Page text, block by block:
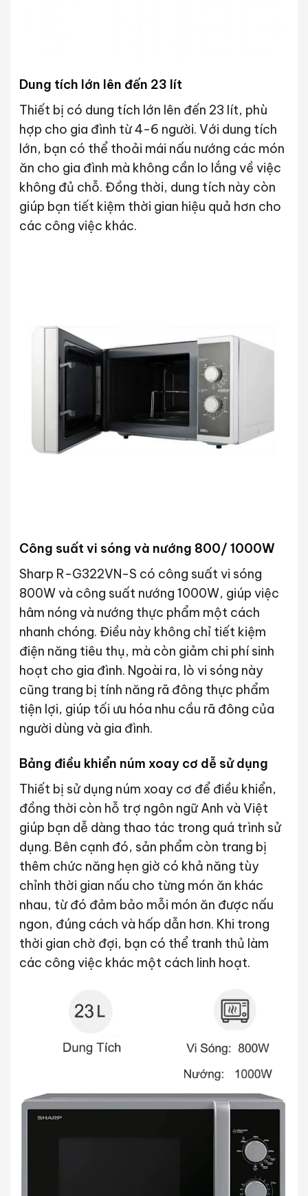
Dung tích lớn lên đến 23 lít
Thiết bị có dung tích lớn lên đến 23 lít, phù
hợp cho gia đình từ 4-6 người. Với dung tích
lớn, bạn có thể thoải mái nấu nướng các món
ăn cho gia đình mà không cần lo lắng về việc
không đủ chỗ. Đồng thời, dung tích này còn
giúp bạn tiết kiệm thời gian hiệu quả hơn cho
các công việc khác.
Công suất vi sóng và nướng 800/ 1000W
Sharp R-G322VN-S có công suất vi sóng
800W và công suất nướng 1000W, giúp việc
hâm nóng và nướng thực phẩm một cách
nhanh chóng. Điều này không chỉ tiết kiệm
điện năng tiêu thụ, mà còn giảm chi phí sinh
hoạt cho gia đình. Ngoài ra, lò vi sóng này
cũng trang bị tính năng rã đông thực phẩm
tiện lợi, giúp tối ưu hóa nhu cầu rã đông của
người dùng và gia đình.
Bảng điều khiển núm xoay cơ dễ sử dụng
Thiết bị sử dụng núm xoay cơ để điều khiển,
đồng thời còn hỗ trợ ngôn ngữ Anh và Việt
giúp bạn dễ dàng thao tác trong quá trình sử
dụng. Bên cạnh đó, sản phẩm còn trang bị
thêm chức năng hẹn giờ có khả năng tùy
chỉnh thời gian nấu cho từng món ăn khác
nhau, từ đó đảm bảo mỗi món ăn được nấu
ngon, đúng cách và hấp dẫn hơn. Khi trong
thời gian chờ đợi, bạn có thể tranh thủ làm
các công việc khác một cách linh hoạt.